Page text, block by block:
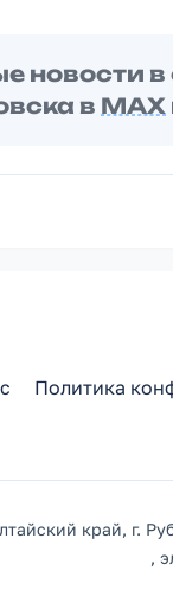
новости
в MAX
Политика
край, г.
,